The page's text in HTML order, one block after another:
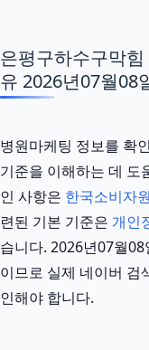
은평구하수구막
유 2026년07월08
병원마케팅 정보를 확
기준을 이해하는 데 도
인 사항은 한국소비자원
련된 기본 기준은 개인
습니다. 2026년07월
이므로 실제 네이버 검
인해야 합니다.